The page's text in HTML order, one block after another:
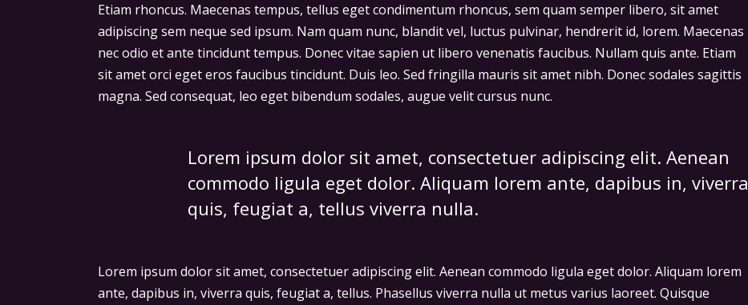
Etiam rhoncus. Maecenas tempus, tellus eget condimentum rhoncus, sem quam semper libero, sit amet
adipiscing sem neque sed ipsum. Nam quam nunc, blandit vel, luctus pulvinar, hendrerit id, lorem. Maecenas
nec odio et ante tincidunt tempus. Donec vitae sapien ut libero venenatis faucibus. Nullam quis ante. Etiam
sit amet orci eget eros faucibus tincidunt. Duis leo. Sed fringilla mauris sit amet nibh. Donec sodales sagittis
magna. Sed consequat, leo eget bibendum sodales, augue velit cursus nunc.
Lorem ipsum dolor sit amet, consectetuer adipiscing elit. Aenean
commodo ligula eget dolor. Aliquam lorem ante, dapibus in, viverra
quis, feugiat a, tellus viverra nulla.
Lorem ipsum dolor sit amet, consectetuer adipiscing elit. Aenean commodo ligula eget dolor. Aliquam lorem
ante, dapibus in, viverra quis, feugiat a, tellus. Phasellus viverra nulla ut metus varius laoreet. Quisque